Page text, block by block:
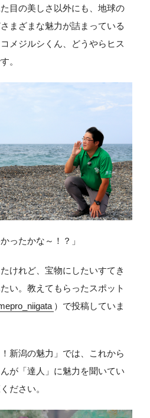
目の美しさ以外にも、地球の
まざまな魅力が詰まっている
メジルシくん、どうやらヒス
。
ったかな～！？」
けれど、宝物にしたいすてき
い。教えてもらったスポット
）で投稿していま
新潟の魅力」では、これから
が「達人」に魅力を聞いてい
ださい。